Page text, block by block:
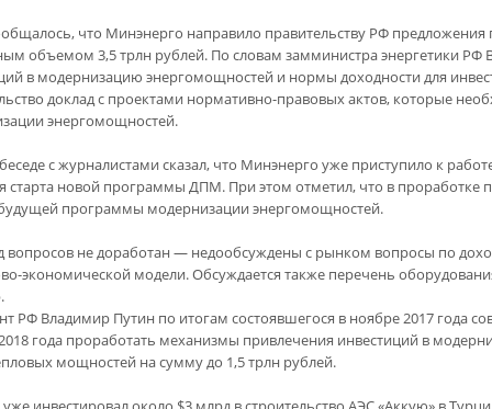
что Минэнерго направило правительству РФ
объемом 3,5 трлн рублей. По словам замминистра энергетики РФ
в модернизацию энергомощностей и нормы доходности для
доклад с проектами нормативно-правовых актов, которые
энергомощностей.
с журналистами сказал, что Минэнерго уже приступило к
старта новой программы ДПМ. При этом отметил, что в проработке
программы модернизации энергомощностей.
вопросов не доработан — недообсуждены с рынком вопросы по
экономической модели. Обсуждается также перечень
РФ Владимир Путин по итогам состоявшегося в ноябре 2017 года
года проработать механизмы привлечения инвестиций в
мощностей на сумму до 1,5 трлн рублей.